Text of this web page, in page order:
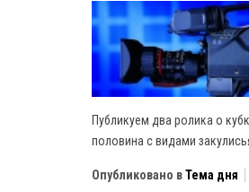
Публикуем два ролика о
половина с видами
Опубликовано вТема дня